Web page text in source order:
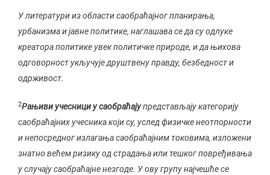
У литератури из области саобраћајног планирања,
урбанизма и јавне политике, наглашава се да су одлуке
креатора политике увек политичке природе, и да њихова
одговорност укључује друштвену правду, безбедност и
одрживост.
2Рањиви учесници у саобраћајупредстављају категорију
саобраћајних учесника који су, услед физичке неотпорности
и непосредног излагања саобраћајним токовима, изложени
знатно већем ризику од страдања или тешког повређивања
у случају саобраћајне незгоде. У ову групу најчешће се